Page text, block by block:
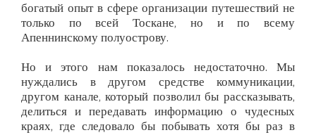
богатый опыт в сфере организации путешествий не
только по всей Тоскане, но и по всему
Апеннинскому полуострову.
Но и этого нам показалось недостаточно. Мы
нуждались в другом средстве коммуникации,
другом канале, который позволил бы рассказывать,
делиться и передавать информацию о чудесных
краях, где следовало бы побывать хотя бы раз в